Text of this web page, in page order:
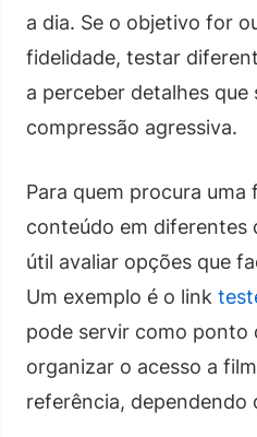
a dia. Se o objetivo for
fidelidade, testar
a perceber detalhes que
compressão agressiva.
Para quem procura uma
conteúdo em diferentes
útil avaliar opções que
Um exemplo é o link
pode servir como ponto
organizar o acesso a
referência, dependendo